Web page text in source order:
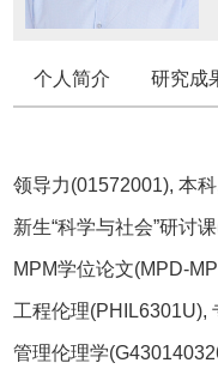
个人简介 研究成
领导力(01572001), 本
新生“科学与社会”研讨
MPM学位论文(MPD-
工程伦理(PHIL6301U),
管理伦理学